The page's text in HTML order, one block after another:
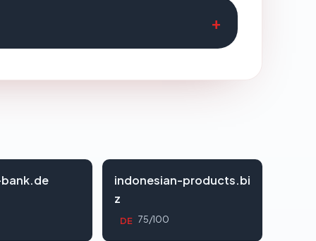
indonesian-products.bi
z
DE 75/100